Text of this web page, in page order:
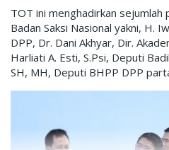
TOT ini menghadirkan
Badan Saksi Nasional yakni, H.
DPP, Dr. Dani Akhyar, Dir.
Harliati A. Esti, S.Psi, Deputi
SH, MH, Deputi BHPP DPP